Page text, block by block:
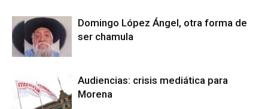
Domingo López Ángel, otra forma de
ser chamula
Audiencias: crisis mediática para
Morena